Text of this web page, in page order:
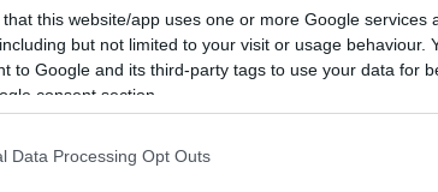
that this website/app uses one or more Google services
but not limited to your visit or usage behaviour.
to Google and its third-party tags to use your data for
consent section.
Data Processing Opt Outs